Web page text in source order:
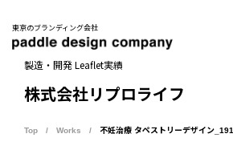
東京のブランディング会社
製造・開発 Leaflet実績
株式会社リプロライフ
Top Works 不妊治療 タペストリーデザイン_191